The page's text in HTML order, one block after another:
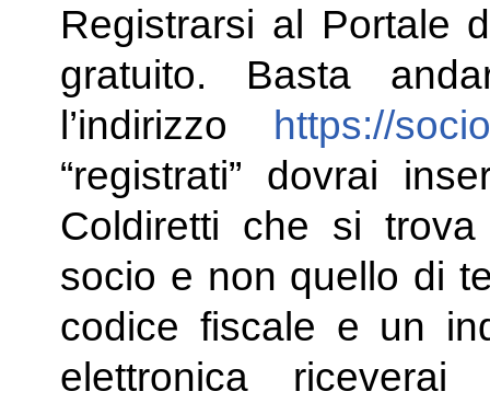
Registrarsi al Portale
gratuito. Basta
l’indirizzo https://
“registrati” dovrai
Coldiretti che si
socio e non quello di
codice fiscale e un
elettronica